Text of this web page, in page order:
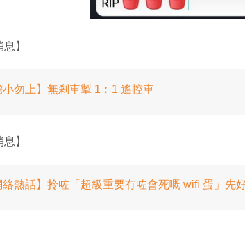
息】
小勿上】無剎車掣 1︰1 遙控車
息】
絡熱話】拎咗「超級重要冇咗會死嘅 wifi 蛋」先